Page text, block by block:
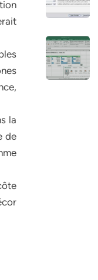
la
de